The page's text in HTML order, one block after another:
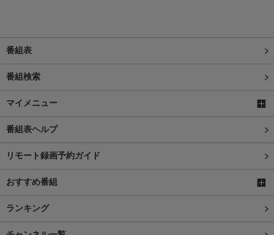
番組表
番組検索
マイメニュー
番組表ヘルプ
リモート録画予約ガイド
おすすめ番組
ランキング